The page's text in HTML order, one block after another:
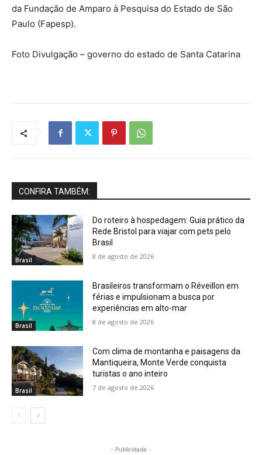
da Fundação de Amparo à Pesquisa do Estado de São
Paulo (Fapesp).
Foto Divulgação – governo do estado de Santa Catarina
CONFIRA TAMBÉM:
Brasil
Do roteiro à hospedagem: Guia prático da
Rede Bristol para viajar com pets pelo
Brasil
8 de agosto de 2026
Brasil
Brasileiros transformam o Réveillon em
férias e impulsionam a busca por
experiências em alto-mar
8 de agosto de 2026
Brasil
Com clima de montanha e paisagens da
Mantiqueira, Monte Verde conquista
turistas o ano inteiro
7 de agosto de 2026
- Publicidade -